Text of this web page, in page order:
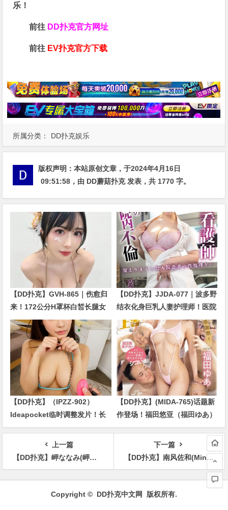
所属分类： DD扑克娱乐
乐！
前往 DD扑克官方网址
前往 EV扑克官方下载
版权声明：本站原创文章，于2024年4月16日
09:51:58 ，由 DD蘑菇扑克发表，共 1770 字。
【DD扑克】GVH-865｜伤愈归
来！172公分H罩杯白皙长腿女
优辻井穗乃果两个月后重返AV
界
【DD扑克】JJDA-077｜波多野
结衣化身巨乳人妻护理师！医院
题材话题新作正式公开
【DD扑克】（IPZZ-902）
Ideapocket临时调整发片！长
滨蜜璃（长浜みつり）被「洗
【DD扑克】(MIDA-765)话题新
作登场！福田悠亚（福田ゆあ）
解禁多人共演，吸引粉丝关注
上一篇
【DD扑克】岬ななみ(岬奈奈美，Misaki-Nanami)作品YUJ-003介绍及封面预览
下一篇
【DD扑克】南风佐和(Minamikaze-Sawa)作品KUSE-030介绍及封面预览
文
Copyright © DD扑克中文网 版权所有.